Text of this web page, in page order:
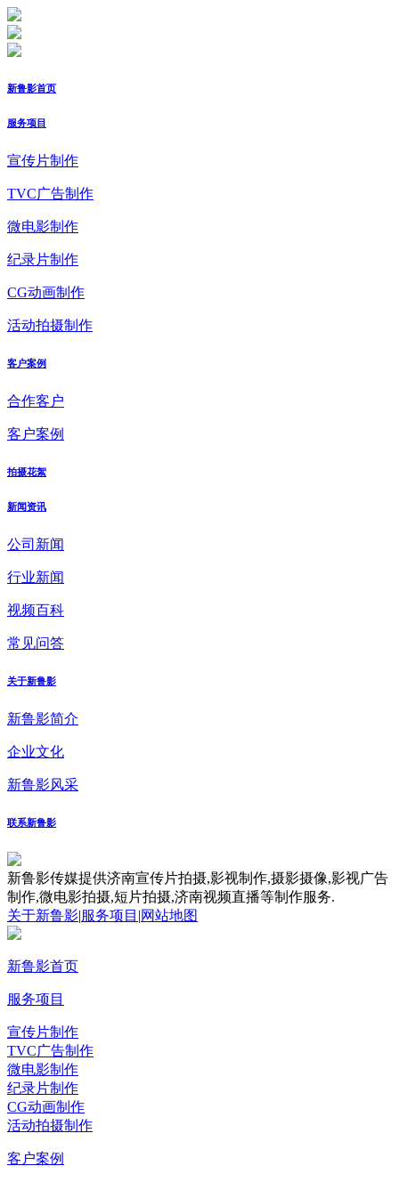
新鲁影首页
服务项目
宣传片制作
TVC广告制作
微电影制作
纪录片制作
CG动画制作
活动拍摄制作
客户案例
合作客户
客户案例
拍摄花絮
新闻资讯
公司新闻
行业新闻
视频百科
常见问答
关于新鲁影
新鲁影简介
企业文化
新鲁影风采
联系新鲁影
新鲁影传媒提供济南宣传片拍摄,影视制作,摄影摄像,影视广告
制作,微电影拍摄,短片拍摄,济南视频直播等制作服务.
关于新鲁影|服务项目 |网站地图
新鲁影首页
服务项目
宣传片制作
TVC广告制作
微电影制作
纪录片制作
CG动画制作
活动拍摄制作
客户案例